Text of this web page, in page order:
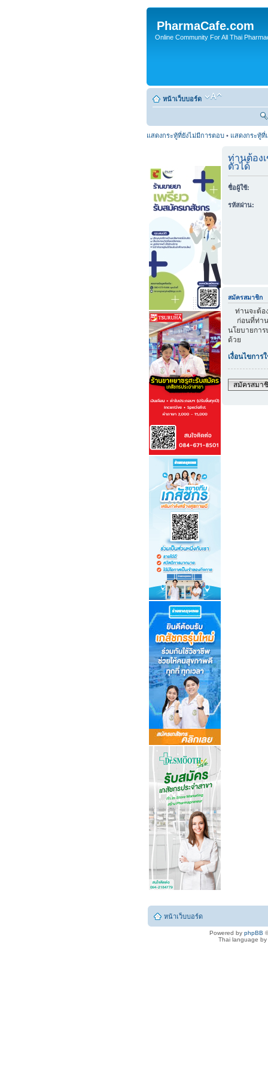
PharmaCafe.com
Online Community For All Thai
หน้าเว็บบอร์ด
แสดงกระทู้ที่ยังไม่มีการตอบ • แสดงกระทู้ที่
ท่านต้อง
ตัวได้
ชื่อผู้ใช้:
รหัสผ่าน:
สมัครสมาชิก
ท่านจะต้อ
ก่อนที่ท่าน
นโยบายกา
ด้วย
เงื่อนไขการ
สมัครสมา
หน้าเว็บบอร์ด
Powered by phpBB
Thai language by